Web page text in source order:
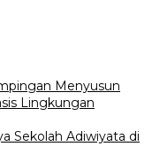
Menyusun
Lingkungan
Sekolah Adiwiyata di